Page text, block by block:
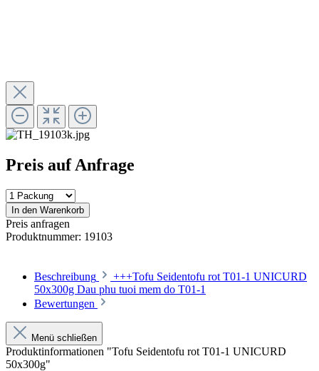
Preis auf Anfrage
In den Warenkorb
Preis anfragen
Produktnummer: 19103
Beschreibung
+++Tofu Seidentofu rot T01-1 UNICURD
50x300g Dau phu tuoi mem do T01-1
Bewertungen
Menü schließen
Produktinformationen "Tofu Seidentofu rot T01-1 UNICURD
50x300g"